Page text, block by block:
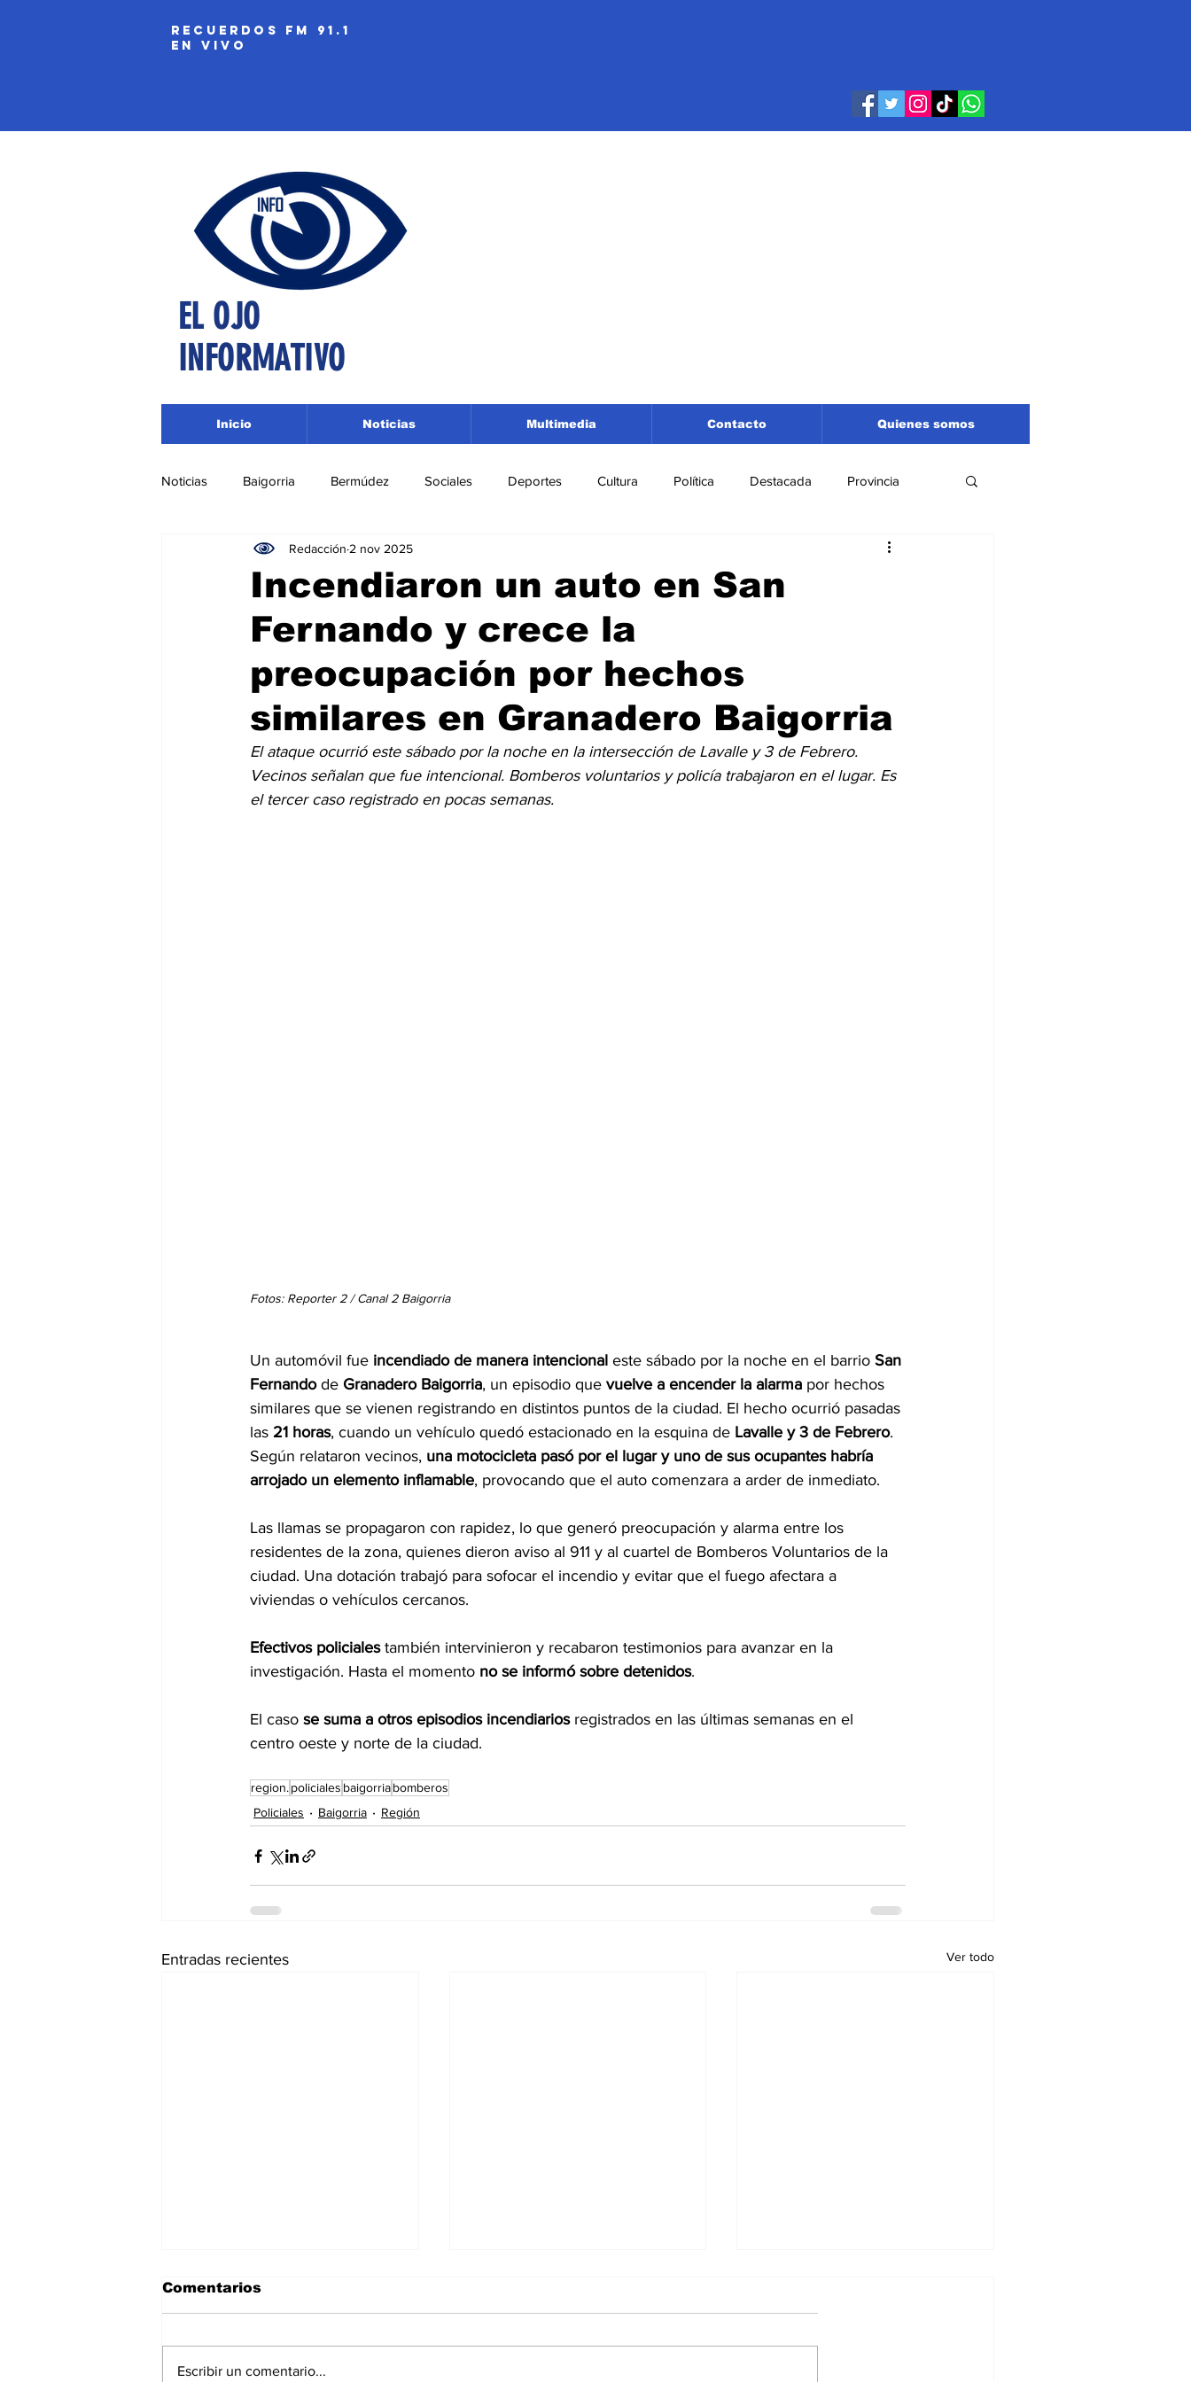
recuerdos fm 91.1
EN VIVO
EL OJO
INFORMATIVO
Inicio Noticias Multimedia Contacto Quienes somos
Noticias Baigorria Bermúdez Sociales Deportes Cultura Política Destacada Provincia
Nacionales Beltrán San Lorenzo Santa Fe
Roldán Departamento San Lorenzo Pujato Turismo
Asociación Rosarina de Fútbol Cañada de Gómez
Incendiaron un auto en San
Fernando y crece la
preocupación por hechos
similares en Granadero Baigorria
Redacción 2 nov 2025
El ataque ocurrió este sábado por la noche en la intersección de Lavalle y 3 de Febrero.
Vecinos señalan que fue intencional. Bomberos voluntarios y policía trabajaron en el lugar. Es
el tercer caso registrado en pocas semanas.
Fotos: Reporter 2 / Canal 2 Baigorria
Un automóvil fue incendiado de manera intencional este sábado por la noche en el barrio San
Fernando de Granadero Baigorria, un episodio que vuelve a encender la alarma por hechos
similares que se vienen registrando en distintos puntos de la ciudad. El hecho ocurrió pasadas
las 21 horas, cuando un vehículo quedó estacionado en la esquina de Lavalle y 3 de Febrero.
Según relataron vecinos, una motocicleta pasó por el lugar y uno de sus ocupantes habría
arrojado un elemento inflamable, provocando que el auto comenzara a arder de inmediato.
Las llamas se propagaron con rapidez, lo que generó preocupación y alarma entre los
residentes de la zona, quienes dieron aviso al 911 y al cuartel de Bomberos Voluntarios de la
ciudad. Una dotación trabajó para sofocar el incendio y evitar que el fuego afectara a
viviendas o vehículos cercanos.
Efectivos policiales también intervinieron y recabaron testimonios para avanzar en la
investigación. Hasta el momento no se informó sobre detenidos.
El caso se suma a otros episodios incendiarios registrados en las últimas semanas en el
centro oeste y norte de la ciudad.
region.policiales baigorriabomberos
Policiales
Baigorria Región
Entradas recientes Ver todo
Comentarios
Escribir un comentario...